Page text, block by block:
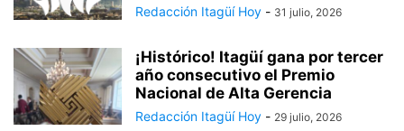
Redacción Itagüí Hoy - 31 julio, 2026
¡Histórico! Itagüí gana por tercer
año consecutivo el Premio
Nacional de Alta Gerencia
Redacción Itagüí Hoy - 29 julio, 2026